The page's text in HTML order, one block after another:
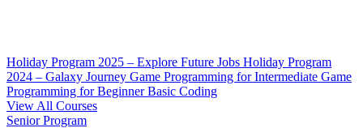
Holiday Program 2025 – Explore Future Jobs Holiday Program
2024 – Galaxy Journey Game Programming for Intermediate Game
Programming for Beginner Basic Coding
View All Courses
Senior Program